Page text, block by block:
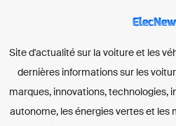
Site d'actualité sur la voiture et les
dernières informations sur les
marques, innovations, technologies,
autonome, les énergies vertes et les